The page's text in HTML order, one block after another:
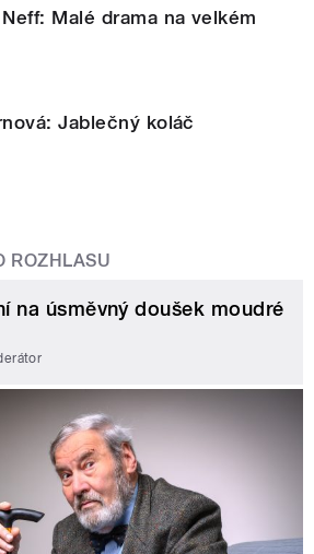
Malé drama na velkém
Jablečný koláč
ROZHLASU
na úsměvný doušek moudré